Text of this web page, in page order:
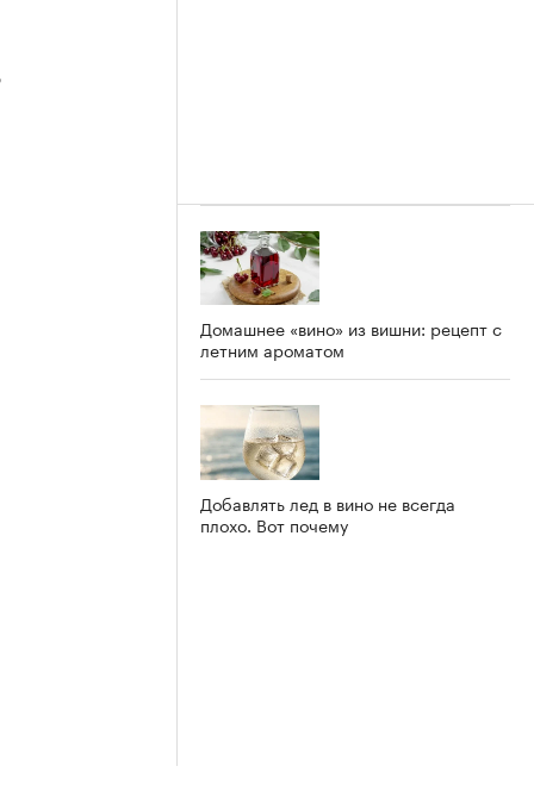
Домашнее «вино» из вишни: рецепт с
летним ароматом
Добавлять лед в вино не всегда
плохо. Вот почему